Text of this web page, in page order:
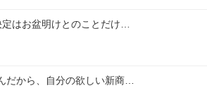
はお盆明けとのことだけ…
だから、自分の欲しい新商…